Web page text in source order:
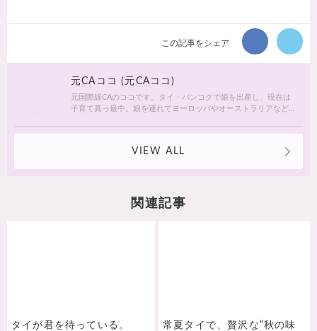
この記事をシェア
元CAココ (元CAココ)
元国際線CAのココです。タイ・バンコクで娘を出産し、現在は
子育て真っ最中。娘を連れてヨーロッパやオーストラリアなど
VIEW ALL
関連記事
タイが君を待っている。
常夏タイで、贅沢な“秋の味